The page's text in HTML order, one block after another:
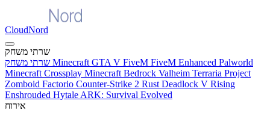
CloudNord
שרתי משחק
Minecraft GTA V FiveM FiveM Enhanced Palworld
Minecraft Crossplay Minecraft Bedrock Valheim Terraria Project
Zomboid Factorio Counter-Strike 2 Rust Deadlock V Rising
Enshrouded Hytale ARK: Survival Evolved
אירוח